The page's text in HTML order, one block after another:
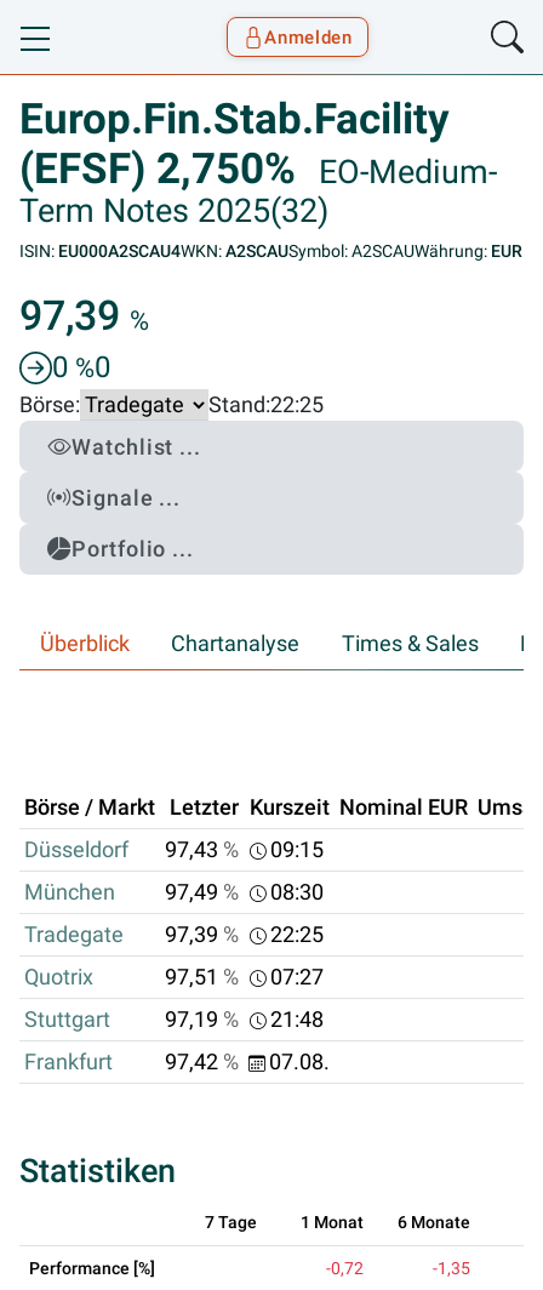
Toggle navigation
Anmelden
Europ.Fin.Stab.Facility
(EFSF) 2,750%
EO-Medium-
Term Notes 2025(32)
ISIN: EU000A2SCAU4WKN:A2SCAUSymbol: A2SCAUWährung: EUR
97,39 %
0 %0
Börse: Stand:22:25
Watchlist ...
Signale ...
Portfolio ...
Überblick Chartanalyse Times & Sales
Börse / Markt Letzter Kurszeit Nominal EUR
Düsseldorf
97,43 %
09:15
München
97,49 %
08:30
Tradegate
97,39 %
22:25
Quotrix
97,51 %
07:27
Stuttgart
97,19 %
21:48
Frankfurt
97,42 % 07.08.
Statistiken
7 Tage 1 Monat 6 Monate
Performance [%] -0,72 -1,35